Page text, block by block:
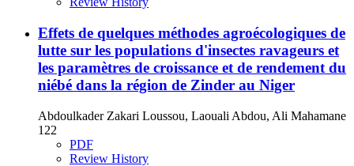
Effets de quelques méthodes agroécologiques de
lutte sur les populations d'insectes ravageurs et
les paramètres de croissance et de rendement du
niébé dans la région de Zinder au Niger
Abdoulkader Zakari Loussou, Laouali Abdou, Ali Mahamane
122
PDF
Review History